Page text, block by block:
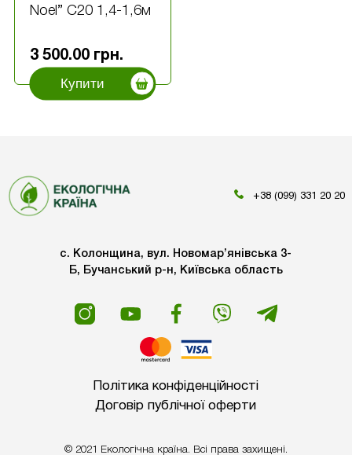
Noel” С20 1,4-1,6м
3 500.00 грн.
Купити
+38 (099) 331 20 20
с. Колонщина, вул. Новомар’янівська 3-
Б, Бучанський р-н, Київська область
Політика конфіденційності
Договір публічної оферти
© 2021 Екологічна країна. Всі права захищені.